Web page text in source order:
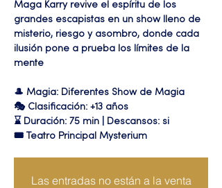
Maga Karry revive el espíritu de los
grandes escapistas en un show lleno de
misterio, riesgo y asombro, donde cada
ilusión pone a prueba los límites de la
mente
🎩 Magia: Diferentes Show de Magia
🎭 Clasificación: +13 años
⌛ Duración: 75 min | Descansos: si
🎟 Teatro Principal Mysterium
Las entradas no están a la venta